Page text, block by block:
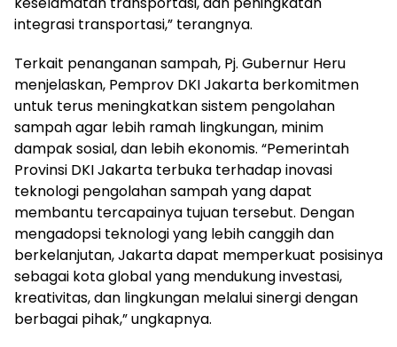
integrasi transportasi,” terangnya.
Terkait penanganan sampah, Pj. Gubernur Heru
menjelaskan, Pemprov DKI Jakarta berkomitmen
untuk terus meningkatkan sistem pengolahan
sampah agar lebih ramah lingkungan, minim
dampak sosial, dan lebih ekonomis. “Pemerintah
Provinsi DKI Jakarta terbuka terhadap inovasi
teknologi pengolahan sampah yang dapat
membantu tercapainya tujuan tersebut. Dengan
mengadopsi teknologi yang lebih canggih dan
berkelanjutan, Jakarta dapat memperkuat posisinya
sebagai kota global yang mendukung investasi,
kreativitas, dan lingkungan melalui sinergi dengan
berbagai pihak,” ungkapnya.